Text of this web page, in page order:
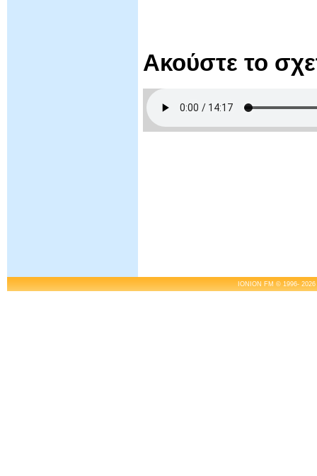
Ακούστε το
IONION FM © 1996-